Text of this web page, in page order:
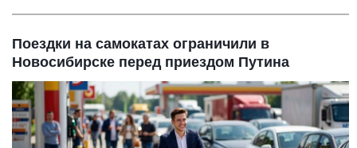
Поездки на самокатах ограничили в
Новосибирске перед приездом Путина